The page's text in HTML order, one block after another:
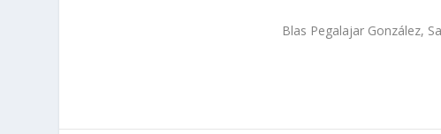
Blas Pegalajar González,